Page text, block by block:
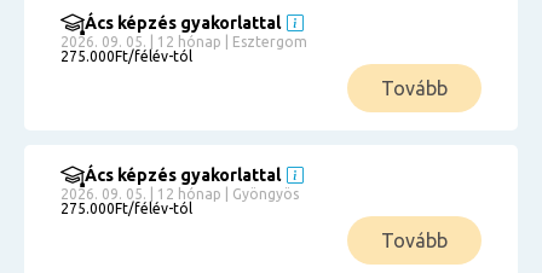
Ács képzés gyakorlattal
2026. 09. 05. | 12 hónap | Esztergom
275.000Ft/félév-tól
Tovább
Ács képzés gyakorlattal
2026. 09. 05. | 12 hónap | Gyöngyös
275.000Ft/félév-tól
Tovább